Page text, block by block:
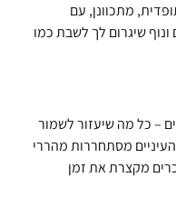
מתכוונן, עם
ונוף שיגרום לך לשבת כמו
– כל מה שיעזור לשמור
מסתחררות מהררי
מקצרת את זמן